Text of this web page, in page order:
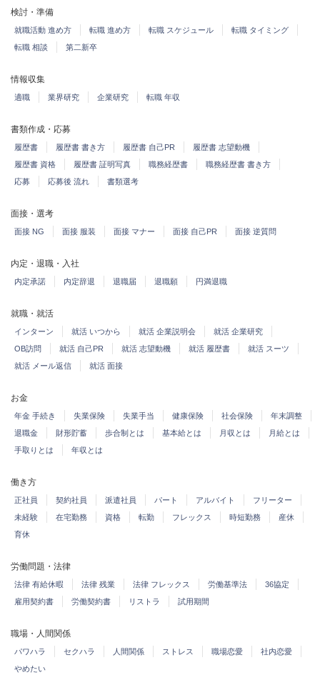
検討・準備
就職活動 進め方 転職 進め方 転職 スケジュール
転職 タイミング
転職 相談
第二新卒
情報収集
適職 業界研究 企業研究 転職 年収
書類作成・応募
履歴書 履歴書 書き方 履歴書 自己PR
履歴書 志望動機
履歴書 資格
履歴書 証明写真 職務経歴書
職務経歴書 書き方
応募
応募後 流れ 書類選考
面接・選考
面接 NG 面接 服装 面接 マナー 面接 自己PR 面接 逆質問
内定・退職・入社
内定承諾 内定辞退 退職届 退職願 円満退職
就職・就活
インターン 就活 いつから 就活 企業説明会
就活 企業研究
OB訪問
就活 自己PR 就活 志望動機 就活 履歴書
就活 スーツ
就活 メール返信
就活 面接
お金
年金 手続き 失業保険 失業手当 健康保険 社会保険
年末調整
退職金
財形貯蓄 歩合制とは 基本給とは 月収とは
月給とは
手取りとは
年収とは
働き方
正社員 契約社員 派遣社員 パート アルバイト
フリーター
未経験
在宅勤務 資格 転勤 フレックス 時短勤務
産休
育休
労働問題・法律
法律 有給休暇 法律 残業 法律 フレックス 労働基準法
36協定
雇用契約書
労働契約書 リストラ 試用期間
職場・人間関係
パワハラ セクハラ 人間関係 ストレス 職場恋愛
社内恋愛
やめたい